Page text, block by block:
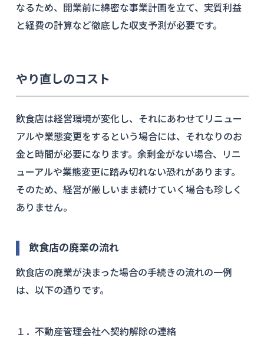
なるため、開業前に綿密な事業計画を立て、実質利益
と経費の計算など徹底した収支予測が必要です。
やり直しのコスト
飲食店は経営環境が変化し、それにあわせてリニュー
アルや業態変更をするという場合には、それなりのお
金と時間が必要になります。余剰金がない場合、リニ
ューアルや業態変更に踏み切れない恐れがあります。
そのため、経営が厳しいまま続けていく場合も珍しく
ありません。
飲食店の廃業の流れ
飲食店の廃業が決まった場合の手続きの流れの一例
は、以下の通りです。
１．不動産管理会社へ契約解除の連絡